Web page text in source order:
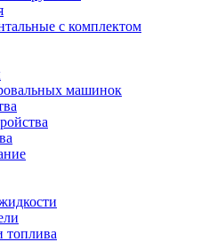
с комплектом
машинок
топлива